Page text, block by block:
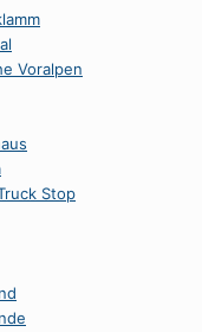
Voralpen
Stop